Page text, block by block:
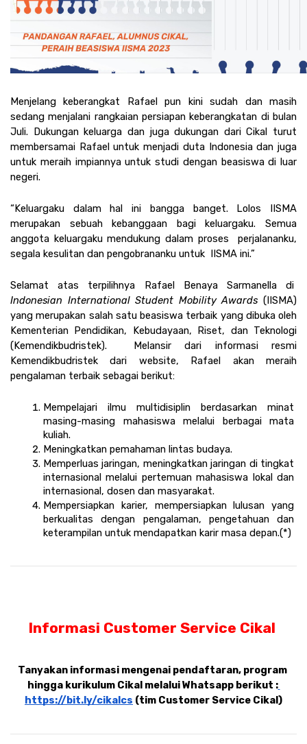
Menjelang keberangkat Rafael pun kini sudah dan masih
sedang menjalani rangkaian persiapan keberangkatan di bulan
Juli. Dukungan keluarga dan juga dukungan dari Cikal turut
membersamai Rafael untuk menjadi duta Indonesia dan juga
untuk meraih impiannya untuk studi dengan beasiswa di luar
negeri.
“Keluargaku dalam hal ini bangga banget. Lolos IISMA
merupakan sebuah kebanggaan bagi keluargaku. Semua
anggota keluargaku mendukung dalam proses  perjalananku,
segala kesulitan dan pengobrananku untuk  IISMA ini.”
Indonesian International Student Mobility Awards (IISMA)
yang merupakan salah satu beasiswa terbaik yang dibuka oleh
Kementerian Pendidikan, Kebudayaan, Riset, dan Teknologi
(Kemendikbudristek).  Melansir dari informasi resmi
Kemendikbudristek dari website, Rafael akan meraih
pengalaman terbaik sebagai berikut:
Mempelajari ilmu multidisiplin berdasarkan minat
masing-masing mahasiswa melalui berbagai mata
kuliah.
Meningkatkan pemahaman lintas budaya.
Memperluas jaringan, meningkatkan jaringan di tingkat
internasional melalui pertemuan mahasiswa lokal dan
internasional, dosen dan masyarakat.
Mempersiapkan karier, mempersiapkan lulusan yang
berkualitas dengan pengalaman, pengetahuan dan
keterampilan untuk mendapatkan karir masa depan.(*)
Informasi Customer Service Cikal
Tanyakan informasi mengenai pendaftaran, program
hingga kurikulum Cikal melalui Whatsapp berikut :
https://bit.ly/cikalcs (tim Customer Service Cikal)